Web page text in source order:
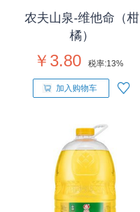
农夫山泉-维他命（柑
橘）
￥3.80 税率:13%
加入购物车